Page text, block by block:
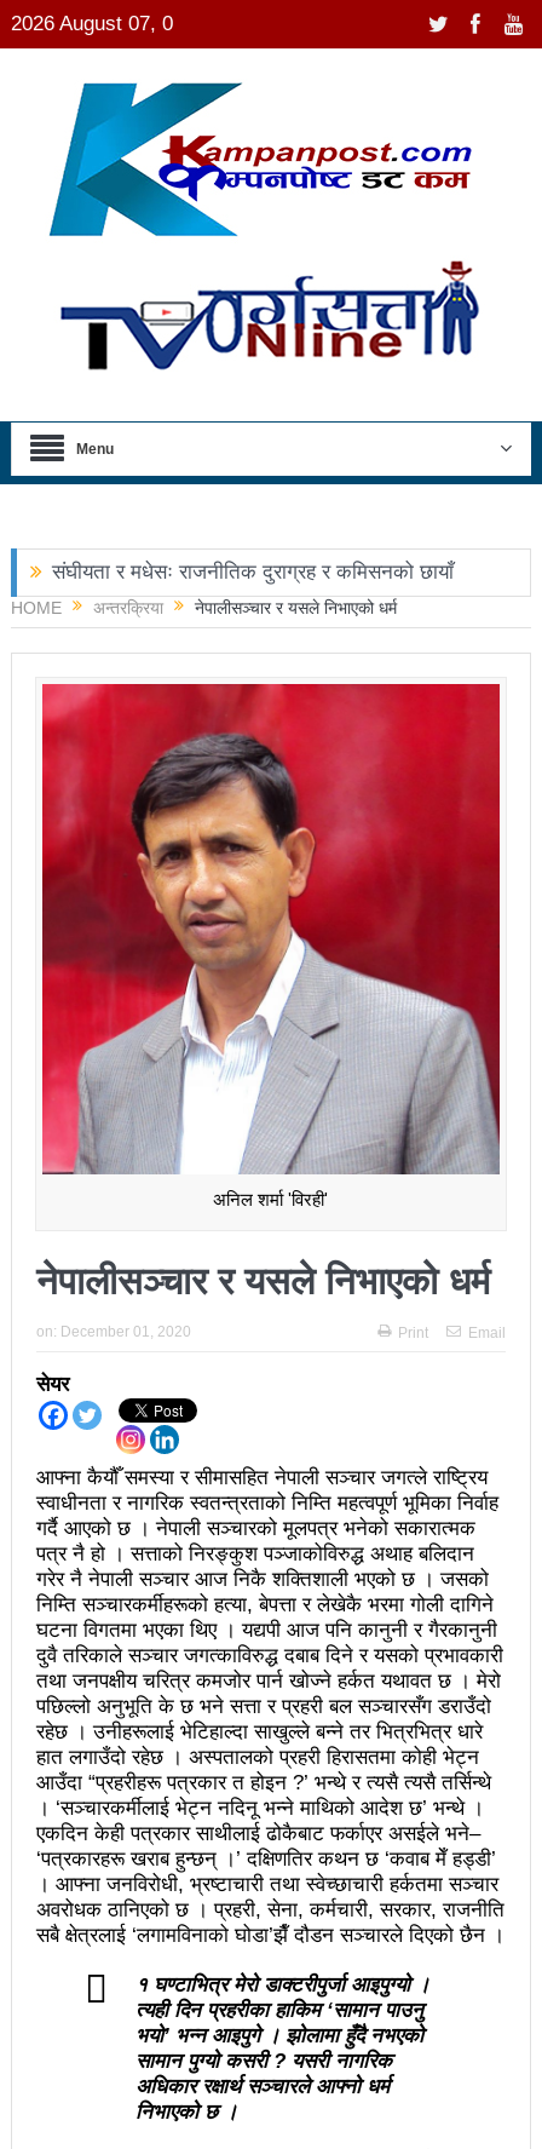
2026 August 07, 0
Menu
संघीयता र मधेसः राजनीतिक दुराग्रह र कमिसनको छायाँ
छोराले फलामको पाइपले हान्दा बाबुको मृत्यु
काङ्ग्रेस नेता मिश्रको आरोप : बालेन सरकारले सिमा क्षेत्रका
जनतालाई अनावश्यक दु:ख दियो
पूर्वप्रधानमन्त्री ओलीलाई पितृशोक
नवनिर्वाचित राष्ट्रिय सभा सदस्यहरुले शपथ लिए
चार स्थानमा रास्वपा विजयीः काँग्रेस र नेकपाले खाता खोले
रञ्जु दर्शना विजयीः अधिकांश स्थानमा रास्वपा अगाडि
प्रतिनिधिसभा सदस्य निर्वाचनः ६० प्रतिशत मत खस्यो,
काठमाडौँसहित केही स्थानमा रातीदेखि नै गणना सुरु हुने
निर्वाचनले सङ्घीय लोकतान्त्रिक गणतन्त्रात्मक प्रणालीलाई
अझ सुदृढ बनाएको छः प्रचण्ड
छिटफुटबाहेक शान्तिपूर्ण रुपमा मतदान सम्पन्न
बैतडीमा जन्तिबस दुर्घटनाः १३ जनाको मृत्यु
हितेन्द्रदेव शाक्यलाई पद छाड्नुपर्ने नैतिक दबाबः समय बुझेर
बाटो खुलाउन मन्त्री घिसिङको म्यासेज
खतिवडाको नयाँ गीत जमाना आजकाल
सहनशीलताको ब्रेक
राममाया च्यामिनीसँग दशरथ चन्दको अनुरोध – प्रेमविनोद नन्दन
चलचित्र विकास बोर्डका नवनियुक्त सदस्य गणेश सुवेदीलाई
आइएनएनएफद्वारा सम्मान
एनआरएनए बेलायतको अध्यक्षमा जिलिङका पुडासैनी
महानगर यातायातले थप्यो १२ वटा विद्युतीय बस
गणेश पण्डितको कवितासङ्ग्रह कालापानी लोकार्पण
फोहोरमैला व्यवस्थापन संघ नेपालको अध्यक्षमा नुवाकोटका घिमिरे
निर्वाचित
कविता – सुख भोग
समाचार हटाउने अदालतको आदेश र पत्रकार पक्राउ पुर्जीबारे
काउन्सिल सुक्ष्म अध्ययनमा
लोकतान्त्रिक सहिद सन्तति वृत्ति कोष स्थापनाः सहिदका
HOME अन्तरक्रिया नेपालीसञ्चार र यसले निभाएको धर्म
अनिल शर्मा 'विरही'
नेपालीसञ्चार र यसले निभाएको धर्म
on: December 01, 2020 Print Email
सेयर
आफ्ना कैयौँ समस्या र सीमासहित नेपाली सञ्चार जगत्ले राष्ट्रिय
स्वाधीनता र नागरिक स्वतन्त्रताको निम्ति महत्वपूर्ण भूमिका निर्वाह
गर्दै आएको छ । नेपाली सञ्चारको मूलपत्र भनेको सकारात्मक
पत्र नै हो । सत्ताको निरङ्कुश पञ्जाकोविरुद्ध अथाह बलिदान
गरेर नै नेपाली सञ्चार आज निकै शक्तिशाली भएको छ । जसको
निम्ति सञ्चारकर्मीहरूको हत्या, बेपत्ता र लेखेकै भरमा गोली दागिने
घटना विगतमा भएका थिए । यद्यपी आज पनि कानुनी र गैरकानुनी
दुवै तरिकाले सञ्चार जगत्काविरुद्ध दबाब दिने र यसको प्रभावकारी
तथा जनपक्षीय चरित्र कमजोर पार्न खोज्ने हर्कत यथावत छ । मेरो
पछिल्लो अनुभूति के छ भने सत्ता र प्रहरी बल सञ्चारसँग डराउँदो
रहेछ । उनीहरूलाई भेटिहाल्दा साखुल्ले बन्ने तर भित्रभित्र धारे
हात लगाउँदो रहेछ । अस्पतालको प्रहरी हिरासतमा कोही भेट्न
आउँदा “प्रहरीहरू पत्रकार त होइन ?’ भन्थे र त्यसै त्यसै तर्सिन्थे
। ‘सञ्चारकर्मीलाई भेट्न नदिनू भन्ने माथिको आदेश छ’ भन्थे ।
एकदिन केही पत्रकार साथीलाई ढोकैबाट फर्काएर असईले भने–
‘पत्रकारहरू खराब हुन्छन् ।’ दक्षिणतिर कथन छ ‘कवाब मेँ हड्डी’
। आफ्ना जनविरोधी, भ्रष्टाचारी तथा स्वेच्छाचारी हर्कतमा सञ्चार
अवरोधक ठानिएको छ । प्रहरी, सेना, कर्मचारी, सरकार, राजनीति
सबै क्षेत्रलाई ‘लगामविनाको घोडा’झैँ दौडन सञ्चारले दिएको छैन ।
१ घण्टाभित्र मेरो डाक्टरीपुर्जा आइपुग्यो ।
त्यही दिन प्रहरीका हाकिम ‘सामान पाउनु
भयो’ भन्न आइपुगे । झोलामा हुँदै नभएको
सामान पुग्यो कसरी ? यसरी नागरिक
अधिकार रक्षार्थ सञ्चारले आफ्नो धर्म
निभाएको छ ।